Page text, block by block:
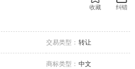
纠错
收藏
交易类型： 转让
商标类型： 中文